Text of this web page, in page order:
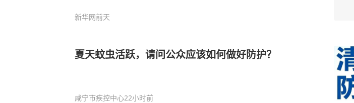
新华网前天
夏天蚊虫活跃，请问公众应该如何做好防护？
咸宁市疾控中心22小时前